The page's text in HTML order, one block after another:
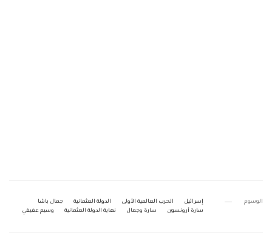
الوسوم إسرائيل الحرب العالمية الأولى الدولة العثمانية
جمال باشا
سارة أرونسون
سارة وجمال نهاية الدولة العثمانية وسيم عفيفي